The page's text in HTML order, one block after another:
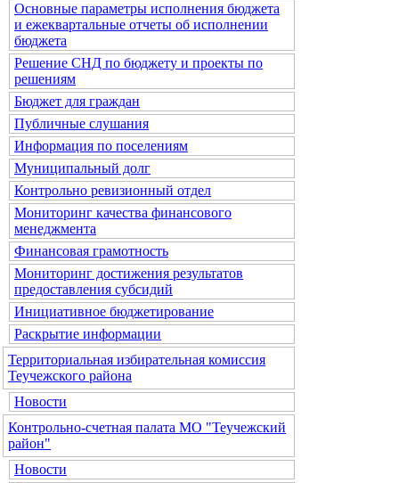
Основные параметры исполнения бюджета
и ежеквартальные отчеты об исполнении
бюджета
Решение СНД по бюджету и проекты по
решениям
Бюджет для граждан
Публичные слушания
Информация по поселениям
Муниципальный долг
Контрольно ревизионный отдел
Мониторинг качества финансового
менеджмента
Финансовая грамотность
Мониторинг достижения результатов
предоставления субсидий
Инициативное бюджетирование
Раскрытие информации
Территориальная избирательная комиссия
Теучежского района
Новости
Контрольно-счетная палата МО "Теучежский
район"
Новости